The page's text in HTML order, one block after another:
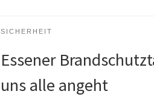
SICHERHEIT
Essener
uns alle angeht